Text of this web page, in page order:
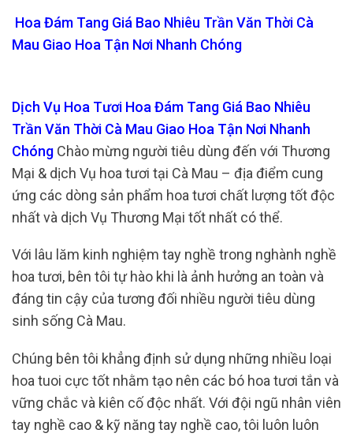
Hoa Đám Tang Giá Bao Nhiêu Trần Văn Thời Cà
Mau Giao Hoa Tận Nơi Nhanh Chóng
Dịch Vụ Hoa Tươi Hoa Đám Tang Giá Bao Nhiêu
Trần Văn Thời Cà Mau Giao Hoa Tận Nơi Nhanh
Chóng Chào mừng người tiêu dùng đến với Thương
Mại & dịch Vụ hoa tươi tại Cà Mau – địa điểm cung
ứng các dòng sản phẩm hoa tươi chất lượng tốt độc
nhất và dịch Vụ Thương Mại tốt nhất có thể.
Với lâu lăm kinh nghiệm tay nghề trong nghành nghề
hoa tươi, bên tôi tự hào khi là ảnh hưởng an toàn và
đáng tin cậy của tương đối nhiều người tiêu dùng
sinh sống Cà Mau.
Chúng bên tôi khẳng định sử dụng những nhiều loại
hoa tuoi cực tốt nhằm tạo nên các bó hoa tươi tắn và
vững chắc và kiên cố độc nhất. Với đội ngũ nhân viên
tay nghề cao & kỹ năng tay nghề cao, tôi luôn luôn